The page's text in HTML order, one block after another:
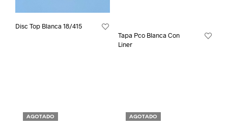
Disc Top Blanca 18/415
Tapa Pco Blanca Con
Liner
AGOTADO AGOTADO